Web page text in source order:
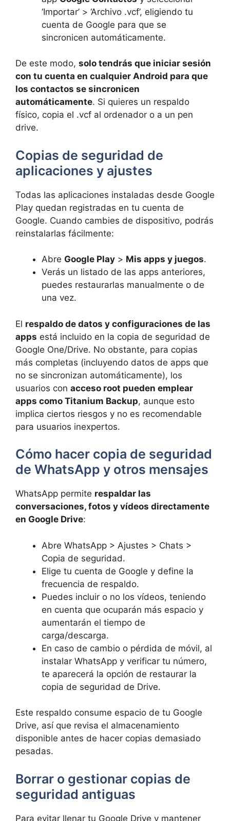
‘Importar’ > ‘Archivo .vcf’, eligiendo tu
cuenta de Google para que se
sincronicen automáticamente.
De este modo, solo tendrás que iniciar sesión
con tu cuenta en cualquier Android para que
los contactos se sincronicen
automáticamente. Si quieres un respaldo
físico, copia el .vcf al ordenador o a un pen
drive.
Copias de seguridad de
aplicaciones y ajustes
Todas las aplicaciones instaladas desde Google
Play quedan registradas en tu cuenta de
Google. Cuando cambies de dispositivo, podrás
reinstalarlas fácilmente:
Abre Google Play > Mis apps y juegos.
Verás un listado de las apps anteriores,
puedes restaurarlas manualmente o de
una vez.
El respaldo de datos y configuraciones de las
apps está incluido en la copia de seguridad de
Google One/Drive. No obstante, para copias
más completas (incluyendo datos de apps que
no se sincronizan automáticamente), los
usuarios con acceso root pueden emplear
apps como Titanium Backup, aunque esto
implica ciertos riesgos y no es recomendable
para usuarios inexpertos.
Cómo hacer copia de seguridad
de WhatsApp y otros mensajes
WhatsApp permite respaldar las
conversaciones, fotos y vídeos directamente
en Google Drive:
Abre WhatsApp > Ajustes > Chats >
Copia de seguridad.
Elige tu cuenta de Google y define la
frecuencia de respaldo.
Puedes incluir o no los vídeos, teniendo
en cuenta que ocuparán más espacio y
aumentarán el tiempo de
carga/descarga.
En caso de cambio o pérdida de móvil, al
instalar WhatsApp y verificar tu número,
te aparecerá la opción de restaurar la
copia de seguridad de Drive.
Este respaldo consume espacio de tu Google
Drive, así que revisa el almacenamiento
disponible antes de hacer copias demasiado
pesadas.
Borrar o gestionar copias de
seguridad antiguas
Para evitar llenar tu Google Drive y mantener